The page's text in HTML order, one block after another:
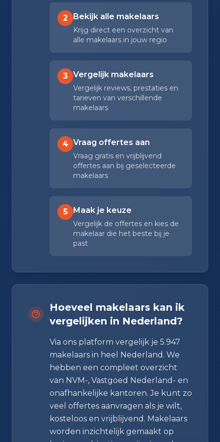
2 Bekijk alle makelaars
Krijg direct een overzicht van
alle makelaars in jouw regio
3 Vergelijk makelaars
Vergelijk reviews, prestaties en
tarieven van verschillende
makelaars
4 Vraag offertes aan
Vraag gratis en vrijblijvend
offertes aan bij geselecteerde
makelaars
5 Maak je keuze
Vergelijk de offertes en kies de
makelaar die het beste bij je
past
Hoeveel makelaars kan ik
vergelijken in Nederland?
Via ons platform vergelijk je 5.947
makelaars in heel Nederland. We
hebben een compleet overzicht
van NVM-, Vastgoed Nederland- en
onafhankelijke kantoren. Je kunt zo
veel offertes aanvragen als je wilt,
kosteloos en vrijblijvend. Makelaars
worden inzichtelijk gemaakt op